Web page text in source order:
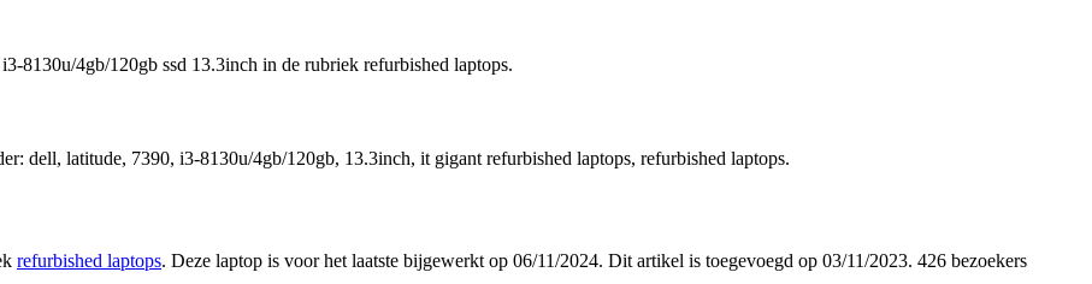
8130u/4gb/120gb ssd 13.3inch in de rubriek refurbished laptops.
dell, latitude, 7390, i3-8130u/4gb/120gb, 13.3inch, it gigant refurbished laptops, refurbished laptops.
refurbished laptops. Deze laptop is voor het laatste bijgewerkt op 06/11/2024. Dit artikel is toegevoegd op 03/11/2023. 426 bezoekers